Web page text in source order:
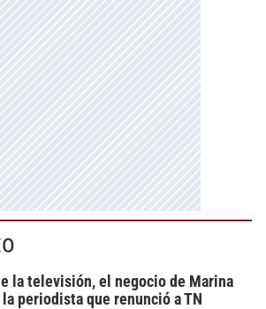
la televisión, el negocio de Marina
periodista que renunció a TN